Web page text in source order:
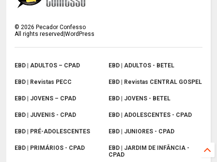
©2026 Pecador Confesso
All rights reserved|WordPress
EBD | ADULTOS – CPAD EBD | ADULTOS - BETEL
EBD | Revistas PECC EBD | Revistas CENTRAL GOSPEL
EBD | JOVENS – CPAD EBD | JOVENS - BETEL
EBD | JUVENIS - CPAD EBD | ADOLESCENTES - CPAD
EBD | PRÉ-ADOLESCENTES EBD | JUNIORES - CPAD
EBD | PRIMÁRIOS - CPAD
EBD | JARDIM DE INFÂNCIA -
CPAD